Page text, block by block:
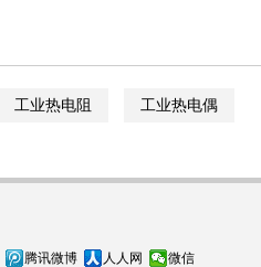
工业热电阻 工业热电偶
腾讯微博 人人网 微信